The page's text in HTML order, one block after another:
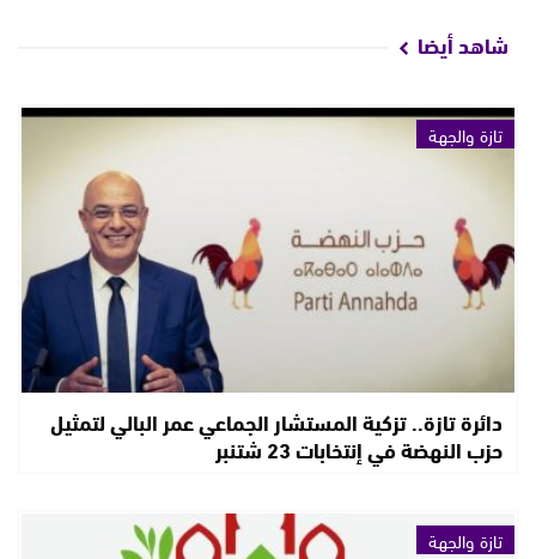
شاهد أيضا
تازة والجهة
دائرة تازة.. تزكية المستشار الجماعي عمر البالي لتمثيل
حزب النهضة في إنتخابات 23 شتنبر
تازة والجهة